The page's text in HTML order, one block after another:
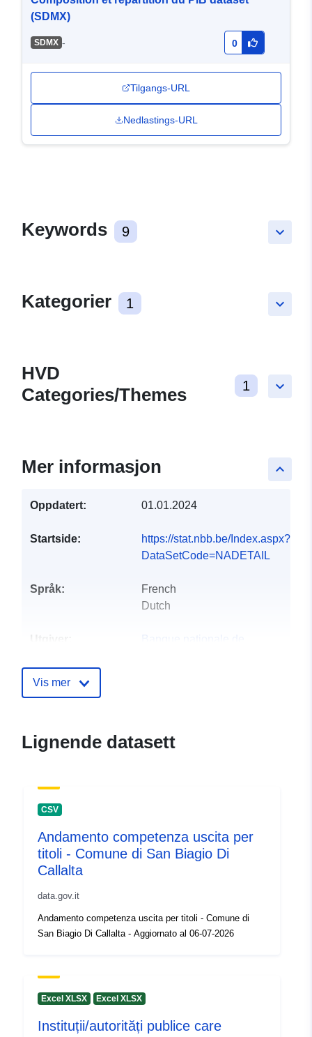
(SDMX)
SDMX - 0
Tilgangs-URL
Nedlastings-URL
keyboard_arrow_down
Keywords 9
keyboard_arrow_down
Kategorier 1
keyboard_arrow_down
HVD
Categories/Themes
1
keyboard_arrow_up
Mer informasjon
Oppdatert: 01.01.2024
Startside:
https://stat.nbb.be/Index.aspx?
DataSetCode=NADETAIL
Språk:
French
Dutch
Utgiver:
Banque nationale de
E-post:
Katalogopptak:
Oppdatert på data.europa.eu:
30 July 2026
Identifikatorer:
uriRef:
http://data.europa.eu/88u/dataset/
nadetail
Tilgangsrettighet
er:
Påløpningsperiod
annual
Vis mer
Lignende datasett
CSV
Andamento competenza uscita per
titoli - Comune di San Biagio Di
Callalta
data.gov.it
Andamento competenza uscita per titoli - Comune di
San Biagio Di Callalta - Aggiornato al 06-07-2026
Excel XLSX Excel XLSX
Instituții/autorități publice care